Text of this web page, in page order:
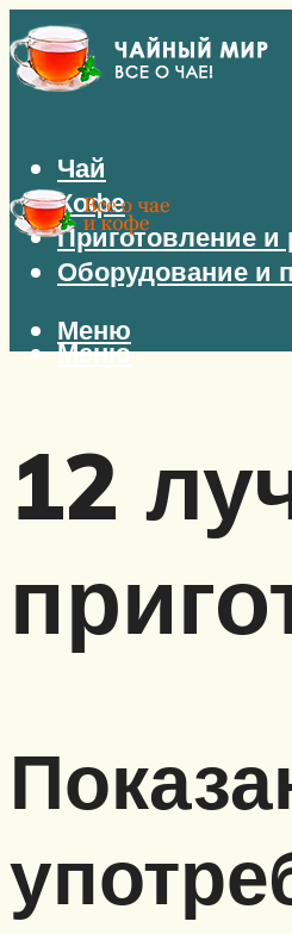
Чай
Кофе
Приготовление и
Оборудование и
Меню
Меню
12